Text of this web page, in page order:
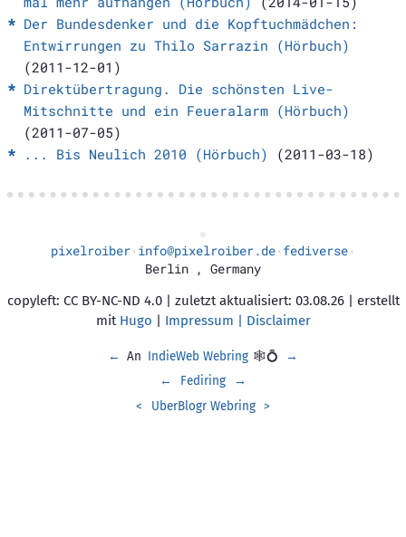
Der Bundesdenker und die Kopftuchmädchen:
Entwirrungen zu Thilo Sarrazin (Hörbuch)
(2011-12-01)
Direktübertragung. Die schönsten Live-
Mitschnitte und ein Feueralarm (Hörbuch)
(2011-07-05)
... Bis Neulich 2010 (Hörbuch) (2011-03-18)
pixelroiber· info@pixelroiber.de· fediverse·
Berlin , Germany
copyleft: CC BY-NC-ND 4.0 | zuletzt aktualisiert: 03.08.26 | erstellt
mit Hugo | Impressum | Disclaimer
← An IndieWeb Webring 🕸💍
→
←
Fediring
→
<
UberBlogr Webring >